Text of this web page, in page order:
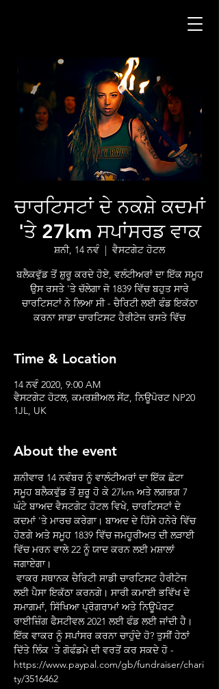
ਚਾਰਟਿਸਟਾਂ ਦੇ ਨਕਸ਼ੇ ਕਦਮਾਂ
'ਤੇ 27km ਸਪਾਂਸਰਡ ਵਾਕ
ਸ਼ਨੀ, 14 ਨਵੰ
  |
ਵੈਸਟਗੇਟ ਹੋਟਲ
ਬਲੈਕਵੁੱਡ ਤੋਂ ਸ਼ੁਰੂ ਕਰਦੇ ਹੋਏ, ਵਲੰਟੀਅਰਾਂ ਦਾ ਇੱਕ ਸਮੂਹ
ਉਸ ਰਸਤੇ 'ਤੇ ਚੱਲੇਗਾ ਜੋ 1839 ਵਿੱਚ ਬਹੁਤ ਸਾਰੇ
ਚਾਰਟਿਸਟਾਂ ਨੇ ਲਿਆ ਸੀ - ਚੈਰਿਟੀ ਲਈ ਫੰਡ ਇਕੱਠਾ
ਕਰਨਾ ਸਾਡਾ ਚਾਰਟਿਸਟ ਹੈਰੀਟੇਜ ਰਸਤੇ ਵਿੱਚ
Time & Location
14 ਨਵੰ 2020, 9:00 AM
ਵੈਸਟਗੇਟ ਹੋਟਲ, ਕਮਰਸ਼ੀਅਲ ਸੇਂਟ, ਨਿਊਪੋਰਟ NP20
1JL, UK
About the event
ਸ਼ਨੀਵਾਰ 14 ਨਵੰਬਰ ਨੂੰ ਵਾਲੰਟੀਅਰਾਂ ਦਾ ਇੱਕ ਛੋਟਾ
ਸਮੂਹ ਬਲੈਕਵੁੱਡ ਤੋਂ ਸ਼ੁਰੂ ਹੋ ਕੇ 27km ਅਤੇ ਲਗਭਗ 7
ਘੰਟੇ ਬਾਅਦ ਵੈਸਟਗੇਟ ਹੋਟਲ ਵਿਖੇ, ਚਾਰਟਿਸਟਾਂ ਦੇ
ਕਦਮਾਂ 'ਤੇ ਮਾਰਚ ਕਰੇਗਾ। ਬਾਅਦ ਦੇ ਹਿੱਸੇ ਹਨੇਰੇ ਵਿੱਚ
ਹੋਣਗੇ ਅਤੇ ਸਮੂਹ 1839 ਵਿੱਚ ਜਮਹੂਰੀਅਤ ਦੀ ਲੜਾਈ
ਵਿੱਚ ਮਰਨ ਵਾਲੇ 22 ਨੂੰ ਯਾਦ ਕਰਨ ਲਈ ਮਸ਼ਾਲਾਂ
ਜਗਾਏਗਾ।
ਲਈ ਪੈਸਾ ਇਕੱਠਾ ਕਰਨਗੇ। ਸਾਰੀ ਕਮਾਈ ਭਵਿੱਖ ਦੇ
ਸਮਾਗਮਾਂ, ਸਿੱਖਿਆ ਪ੍ਰੋਗਰਾਮਾਂ ਅਤੇ ਨਿਊਪੋਰਟ
ਰਾਈਜ਼ਿੰਗ ਫੈਸਟੀਵਲ 2021 ਲਈ ਫੰਡ ਲਈ ਜਾਂਦੀ ਹੈ।
ਇੱਕ ਵਾਕਰ ਨੂੰ ਸਪਾਂਸਰ ਕਰਨਾ ਚਾਹੁੰਦੇ ਹੋ? ਤੁਸੀਂ ਹੇਠਾਂ
ਦਿੱਤੇ ਲਿੰਕ 'ਤੇ ਗੋਫੰਡਮੇ ਦੀ ਵਰਤੋਂ ਕਰ ਸਕਦੇ ਹੋ -
https://www.paypal.com/gb/fundraiser/chari
ty/3516462